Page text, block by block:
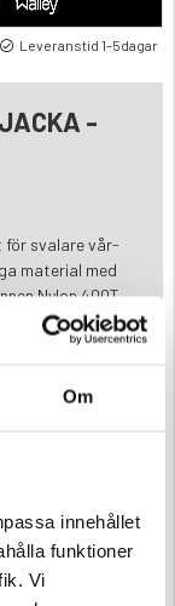
Om
innehållet
funktioner
Vi
Leveranstid 1-5dagar
-
för svalare vår-
material med
Nylon 400T
värme för
plats för dina
och
val för
under de